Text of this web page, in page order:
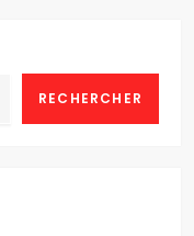
RECHERCHER